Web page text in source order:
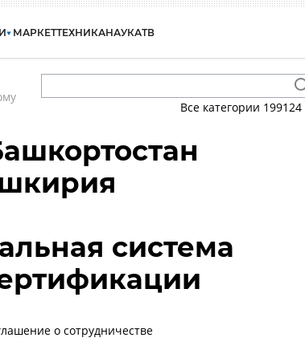
МАРКЕТТЕХНИКАНАУКАТВ
Все категории 199124
система
о сотрудничестве